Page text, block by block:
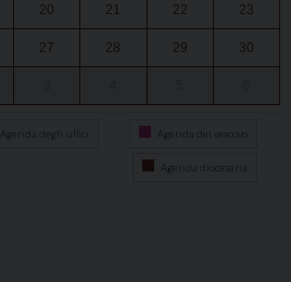
20 21 22 23
27 28 29 30
Agenda degli uffici Agenda del vescovo
Agenda diocesana